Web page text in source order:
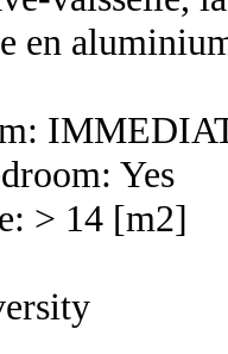
en
Yes
> 14 [m2]